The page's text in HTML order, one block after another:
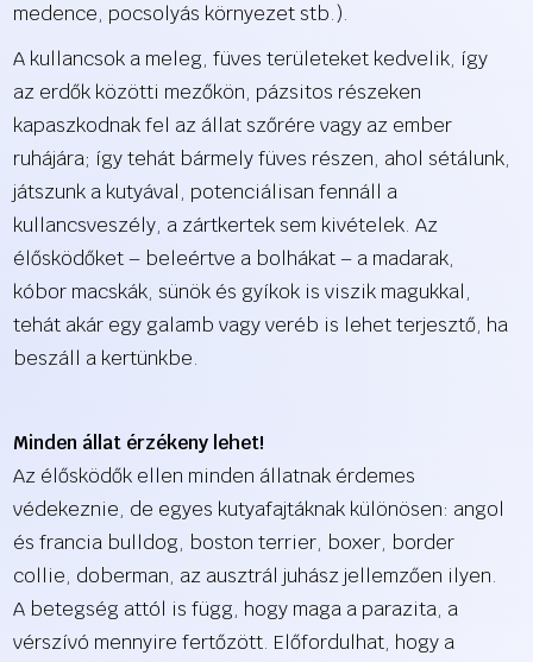
medence, pocsolyás környezet stb.).
A kullancsok a meleg, füves területeket kedvelik, így
az erdők közötti mezőkön, pázsitos részeken
kapaszkodnak fel az állat szőrére vagy az ember
ruhájára; így tehát bármely füves részen, ahol sétálunk,
játszunk a kutyával, potenciálisan fennáll a
kullancsveszély, a zártkertek sem kivételek. Az
élősködőket – beleértve a bolhákat – a madarak,
kóbor macskák, sünök és gyíkok is viszik magukkal,
tehát akár egy galamb vagy veréb is lehet terjesztő, ha
beszáll a kertünkbe.
Minden állat érzékeny lehet!
Az élősködők ellen minden állatnak érdemes
védekeznie, de egyes kutyafajtáknak különösen: angol
és francia bulldog, boston terrier, boxer, border
collie, doberman, az ausztrál juhász jellemzően ilyen.
A betegség attól is függ, hogy maga a parazita, a
vérszívó mennyire fertőzött. Előfordulhat, hogy a